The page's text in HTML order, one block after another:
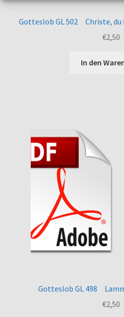
Gotteslob GL 502 Christe, du
€2,50
In den
Gotteslob GL 498
€2,50